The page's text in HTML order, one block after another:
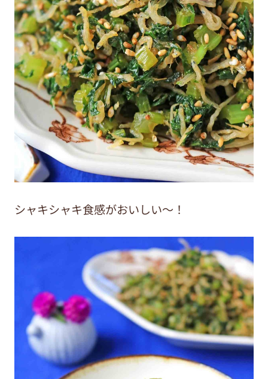
シャキシャキ食感がおいしい～！